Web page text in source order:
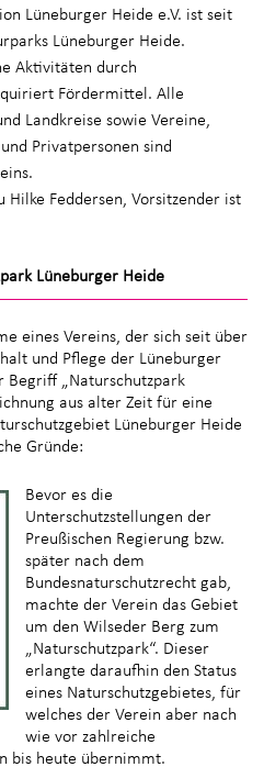
Lüneburger Heide e.V. ist seit
Lüneburger Heide.
Aktivitäten durch
Fördermittel. Alle
Landkreise sowie Vereine,
Privatpersonen sind
Hilke Feddersen, Vorsitzender ist
Lüneburger Heide
eines Vereins, der sich seit über
und Pflege der Lüneburger
Begriff „Naturschutzpark
aus alter Zeit für eine
Lüneburger Heide
Gründe:
Bevor es die
Unterschutzstellungen der
Preußischen Regierung bzw.
später nach dem
Bundesnaturschutzrecht gab,
machte der Verein das Gebiet
um den Wilseder Berg zum
„Naturschutzpark“. Dieser
erlangte daraufhin den Status
eines Naturschutzgebietes, für
welches der Verein aber nach
wie vor zahlreiche
bis heute übernimmt.